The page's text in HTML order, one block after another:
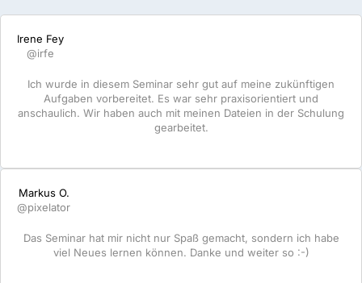
Irene Fey
@irfe
Ich wurde in diesem Seminar sehr gut auf meine zukünftigen
Aufgaben vorbereitet. Es war sehr praxisorientiert und
anschaulich. Wir haben auch mit meinen Dateien in der Schulung
gearbeitet.
Markus O.
@pixelator
Das Seminar hat mir nicht nur Spaß gemacht, sondern ich habe
viel Neues lernen können. Danke und weiter so :-)